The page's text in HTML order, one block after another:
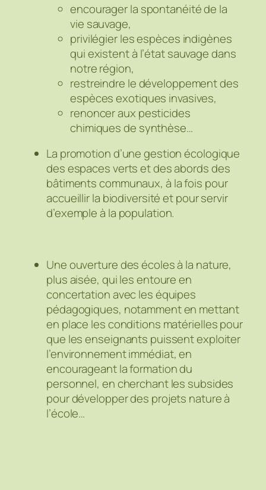
encourager la spontanéité de la
vie sauvage,
privilégier les espèces indigènes
qui existent à l’état sauvage dans
notre région,
restreindre le développement des
espèces exotiques invasives,
renoncer aux pesticides
chimiques de synthèse…
La promotion d’une gestion écologique
des espaces verts et des abords des
bâtiments communaux, à la fois pour
accueillir la biodiversité et pour servir
d’exemple à la population.
Une ouverture des écoles à la nature,
plus aisée, qui les entoure en
concertation avec les équipes
pédagogiques, notamment en mettant
en place les conditions matérielles pour
que les enseignants puissent exploiter
l’environnement immédiat, en
encourageant la formation du
personnel, en cherchant les subsides
pour développer des projets nature à
l’école…